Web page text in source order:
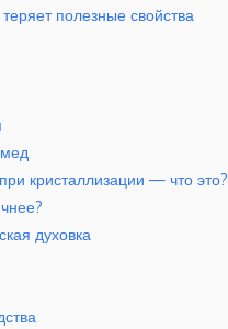
полезные свойства
кристаллизации — что это?
духовка